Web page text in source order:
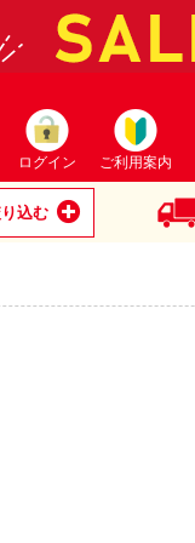
ログイン ご利用案内
込む